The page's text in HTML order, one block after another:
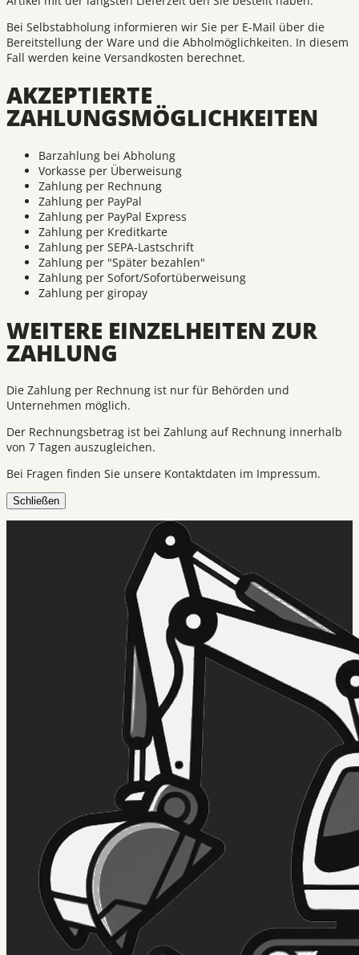
Bei Selbstabholung informieren wir Sie per E-Mail über die
Bereitstellung der Ware und die Abholmöglichkeiten. In diesem
Fall werden keine Versandkosten berechnet.
AKZEPTIERTE
ZAHLUNGSMÖGLICHKEITEN
Barzahlung bei Abholung
Vorkasse per Überweisung
Zahlung per Rechnung
Zahlung per PayPal
Zahlung per PayPal Express
Zahlung per Kreditkarte
Zahlung per SEPA-Lastschrift
Zahlung per "Später bezahlen"
Zahlung per Sofort/Sofortüberweisung
Zahlung per giropay
WEITERE EINZELHEITEN ZUR
ZAHLUNG
Die Zahlung per Rechnung ist nur für Behörden und
Unternehmen möglich.
Der Rechnungsbetrag ist bei Zahlung auf Rechnung innerhalb
von 7 Tagen auszugleichen.
Bei Fragen finden Sie unsere Kontaktdaten im Impressum.
Schließen